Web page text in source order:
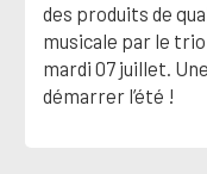
des produits de
musicale par le trio
mardi 07 juillet.
démarrer l’été !